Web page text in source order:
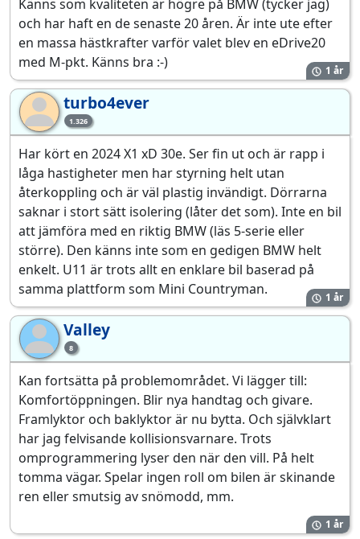
Känns som kvaliteten är högre på BMW (tycker jag)
och har haft en de senaste 20 åren. Är inte ute efter
en massa hästkrafter varför valet blev en eDrive20
med M-pkt. Känns bra :-)
1 år
tu 1.326
turbo4ever
Har kört en 2024 X1 xD 30e. Ser fin ut och är rapp i
låga hastigheter men har styrning helt utan
återkoppling och är väl plastig invändigt. Dörrarna
saknar i stort sätt isolering (låter det som). Inte en bil
att jämföra med en riktig BMW (läs 5-serie eller
större). Den känns inte som en gedigen BMW helt
enkelt. U11 är trots allt en enklare bil baserad på
samma plattform som Mini Countryman.
1 år
Va 8
Valley
Kan fortsätta på problemområdet. Vi lägger till:
Komfortöppningen. Blir nya handtag och givare.
Framlyktor och baklyktor är nu bytta. Och självklart
har jag felvisande kollisionsvarnare. Trots
omprogrammering lyser den när den vill. På helt
tomma vägar. Spelar ingen roll om bilen är skinande
ren eller smutsig av snömodd, mm.
1 år